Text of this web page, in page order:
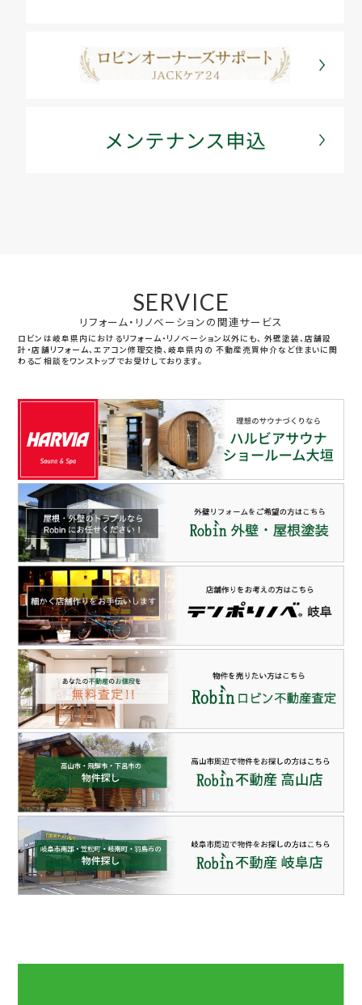
SERVICE
リフォーム・リノベーションの関連サービス
ロビンは岐阜県内におけるリフォーム・リノベーション以外にも、 外壁塗装、店舗設
計・店舗リフォーム、エアコン修理交換、岐阜県内の 不動産売買仲介など住まいに関
わるご相談をワンストップでお受けしております。